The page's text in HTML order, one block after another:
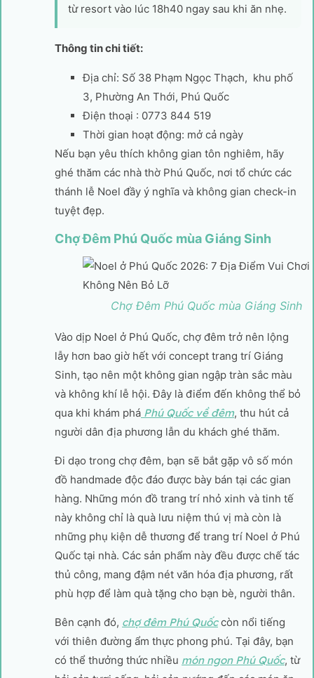
từ resort vào lúc 18h40 ngay sau khi ăn nhẹ.
Thông tin chi tiết:
Địa chỉ: Số 38 Phạm Ngọc Thạch, khu phố
3, Phường An Thới, Phú Quốc
Điện thoại : 0773 844 519
Thời gian hoạt động: mở cả ngày
Nếu bạn yêu thích không gian tôn nghiêm, hãy
ghé thăm các nhà thờ Phú Quốc, nơi tổ chức các
thánh lễ Noel đầy ý nghĩa và không gian check-in
tuyệt đẹp.
Chợ Đêm Phú Quốc mùa Giáng Sinh
Chợ Đêm Phú Quốc mùa Giáng Sinh
Vào dịp Noel ở Phú Quốc, chợ đêm trở nên lộng
lẫy hơn bao giờ hết với concept trang trí Giáng
Sinh, tạo nên một không gian ngập tràn sắc màu
và không khí lễ hội. Đây là điểm đến không thể bỏ
qua khi khám phá Phú Quốc về đêm, thu hút cả
người dân địa phương lẫn du khách ghé thăm.
Đi dạo trong chợ đêm, bạn sẽ bắt gặp vô số món
đồ handmade độc đáo được bày bán tại các gian
hàng. Những món đồ trang trí nhỏ xinh và tinh tế
này không chỉ là quà lưu niệm thú vị mà còn là
những phụ kiện dễ thương để trang trí Noel ở Phú
Quốc tại nhà. Các sản phẩm này đều được chế tác
thủ công, mang đậm nét văn hóa địa phương, rất
phù hợp để làm quà tặng cho bạn bè, người thân.
Bên cạnh đó, chợ đêm Phú Quốccòn nổi tiếng
với thiên đường ẩm thực phong phú. Tại đây, bạn
có thể thưởng thức nhiều món ngon Phú Quốc, từ